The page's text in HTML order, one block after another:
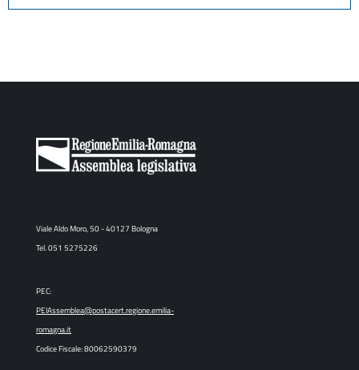
Viale Aldo Moro, 50 - 40127 Bologna
Tel. 051 5275226
PEC:
PEIAssemblea@postacert.regione.emilia-
romagna.it
Codice Fiscale: 80062590379